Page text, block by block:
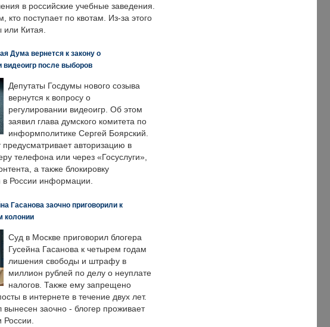
в российские учебные заведения.
кто поступает по квотам. Из-за этого
или Китая.
Дума вернется к закону о
видеоигр после выборов
Депутаты Госдумы нового созыва
вернутся к вопросу о
регулировании видеоигр. Об этом
заявил глава думского комитета по
информполитике Сергей Боярский.
предусматривает авторизацию в
телефона или через «Госуслуги»,
а также блокировку
в России информации.
Гасанова заочно приговорили к
колонии
Суд в Москве приговорил блогера
Гусейна Гасанова к четырем годам
лишения свободы и штрафу в
миллион рублей по делу о неуплате
налогов. Также ему запрещено
в интернете в течение двух лет.
вынесен заочно - блогер проживает
России.